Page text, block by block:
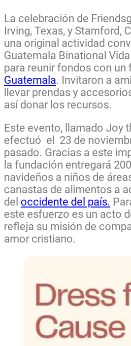
La celebración de
Irving, Texas, y Stamford,
una original actividad
Guatemala Binational
para reunir fondos con un
Guatemala. Invitaron a
llevar prendas y
así donar los recursos.
Este evento, llamado Joy
efectuó el 23 de
pasado. Gracias a este
la fundación entregará
navideños a niños de
canastas de alimentos a
del occidente del país.
este esfuerzo es un acto
refleja su misión de
amor cristiano.